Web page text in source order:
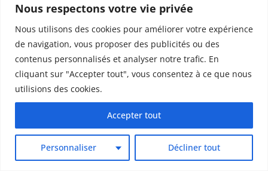
Nous respectons votre vie privée
Nous utilisons des cookies pour améliorer votre expérience
de navigation, vous proposer des publicités ou des
contenus personnalisés et analyser notre trafic. En
cliquant sur "Accepter tout", vous consentez à ce que nous
utilisions des cookies.
Personnaliser Décliner tout
Accepter tout
Detox
Dette
Dette immunitaire
Deux-roues
DGCCRF
Diagnostic
Didier Raoult